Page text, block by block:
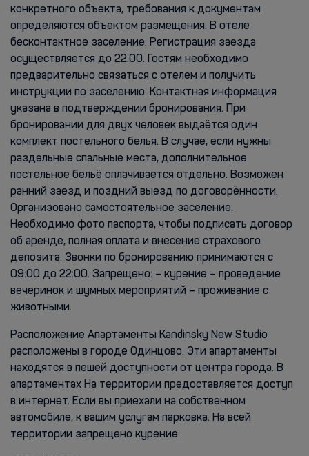
конкретного объекта, требования к документам
определяются объектом размещения. В отеле
бесконтактное заселение. Регистрация заезда
осуществляется до 22:00. Гостям необходимо
предварительно связаться с отелем и получить
инструкции по заселению. Контактная информация
указана в подтверждении бронирования. При
бронировании для двух человек выдаётся один
комплект постельного белья. В случае, если нужны
раздельные спальные места, дополнительное
постельное бельё оплачивается отдельно. Возможен
ранний заезд и поздний выезд по договорённости.
Организовано самостоятельное заселение.
Необходимо фото паспорта, чтобы подписать договор
об аренде, полная оплата и внесение страхового
депозита. Звонки по бронированию принимаются с
09:00 до 22:00. Запрещено: – курение – проведение
вечеринок и шумных мероприятий – проживание с
животными.
Расположение Апартаменты Kandinsky New Studio
расположены в городе Одинцово. Эти апартаменты
находятся в пешей доступности от центра города. В
апартаментах На территории предоставляется доступ
в интернет. Если вы приехали на собственном
автомобиле, к вашим услугам парковка. На всей
территории запрещено курение.